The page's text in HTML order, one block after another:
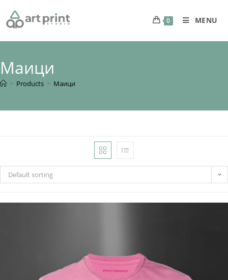
0 MENU
Маици
> Products > Маици
Default sorting